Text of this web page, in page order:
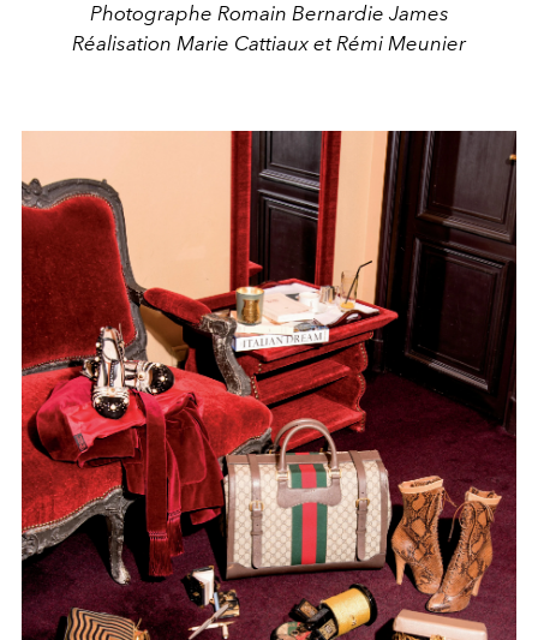
Photographe Romain Bernardie James
Réalisation Marie Cattiaux et Rémi Meunier